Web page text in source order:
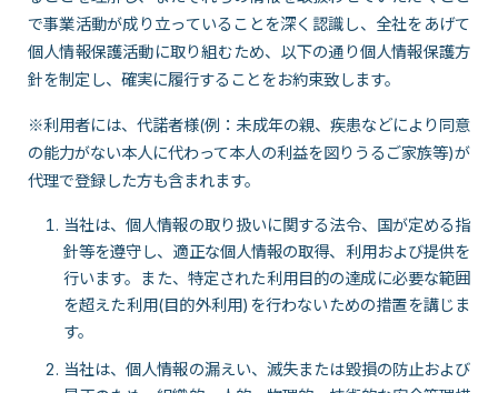
で事業活動が成り立っていることを深く認識し、全社をあげて
個人情報保護活動に取り組むため、以下の通り個人情報保護方
針を制定し、確実に履行することをお約束致します。
※利用者には、代諾者様(例：未成年の親、疾患などにより同意
の能力がない本人に代わって本人の利益を図りうるご家族等)が
代理で登録した方も含まれます。
当社は、個人情報の取り扱いに関する法令、国が定める指
針等を遵守し、適正な個人情報の取得、利用および提供を
行います。また、特定された利用目的の達成に必要な範囲
を超えた利用(目的外利用)を行わないための措置を講じま
す。
当社は、個人情報の漏えい、滅失または毀損の防止および